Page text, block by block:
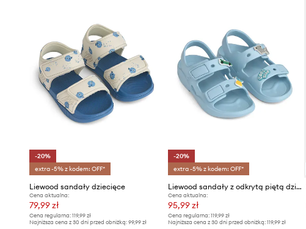
-20%
extra -5% z kodem: OFF*
Liewood sandały dziecięce
Cena aktualna:
79,99 zł
Cena regularna: 119,99 zł
Najniższa cena z 30 dni przed obniżką: 99,99 zł
-20%
extra -5% z kodem: OFF*
Liewood sandały z odkrytą piętą dziecięce Lilo Sandals with Charms
Cena aktualna:
95,99 zł
Cena regularna:119,99 zł
Najniższa cena z 30 dni przed obniżką:119,99 zł